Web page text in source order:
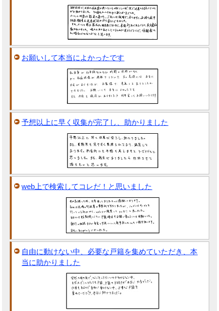
お願いして本当によかったです
予想以上に早く収集が完了し、助かりました
web上で検索してコレだ！と思いました
自由に動けない中、必要な戸籍を集めていただき、本
当に助かりました